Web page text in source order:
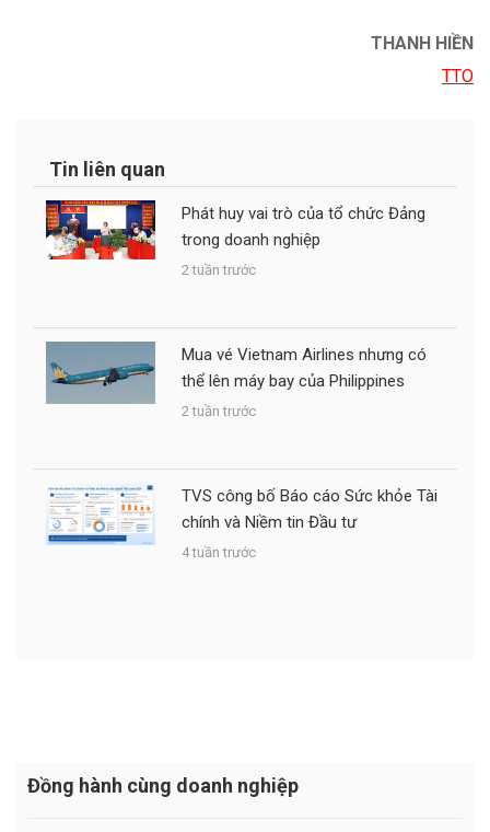
THANH HIỀN
TTO
Tin liên quan
Phát huy vai trò của tổ chức Đảng
trong doanh nghiệp
2 tuần trước
Mua vé Vietnam Airlines nhưng có
thể lên máy bay của Philippines
2 tuần trước
TVS công bố Báo cáo Sức khỏe Tài
chính và Niềm tin Đầu tư
4 tuần trước
Đồng hành cùng doanh nghiệp